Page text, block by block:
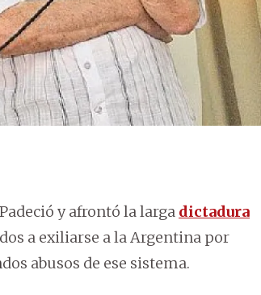
y afrontó la larga dictadura
a exiliarse a la Argentina por
abusos de ese sistema.